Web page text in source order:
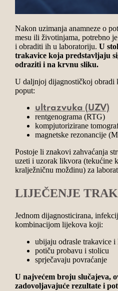
Nakon uzimanja anamneze o
mesu ili životinjama, potrebno
i obraditi ih u laboratoriju. U
trakavice koja predstavljaju
odraziti i na krvnu sliku.
U daljnjoj dijagnostičkoj obradi
poput:
ultrazvuka (UZV)
rentgenograma (RTG)
kompjutorizirane
magnetske rezonancije
Postoje li znakovi zahvaćanja
uzeti i uzorak likvora (tekućine
kralježničnu moždinu) za
LIJEČENJE
Jednom dijagnosticirana,
kombinacijom lijekova koji:
ubijaju odrasle trakavice i
potiču probavu i stolicu
sprječavaju povraćanje
U najvećem broju slučajeva,
zadovoljavajuće rezultate i